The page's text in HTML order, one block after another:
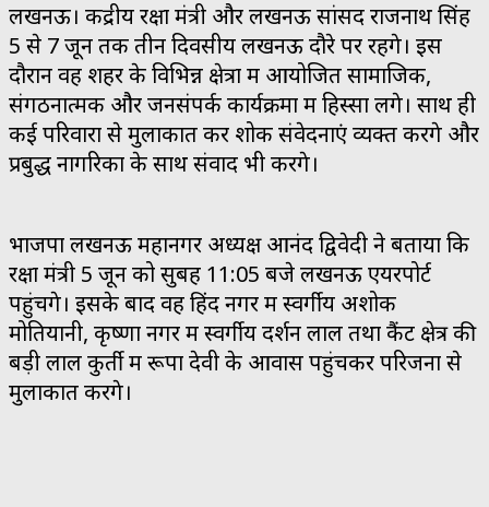
लखनऊ। केंद्रीय रक्षा मंत्री और लखनऊ सांसद राजनाथ सिंह
5 से 7 जून तक तीन दिवसीय लखनऊ दौरे पर रहेंगे। इस
दौरान वह शहर के विभिन्न क्षेत्रों में आयोजित सामाजिक,
संगठनात्मक और जनसंपर्क कार्यक्रमों में हिस्सा लेंगे। साथ ही
कई परिवारों से मुलाकात कर शोक संवेदनाएं व्यक्त करेंगे और
प्रबुद्ध नागरिकों के साथ संवाद भी करेंगे।
भाजपा लखनऊ महानगर अध्यक्ष आनंद द्विवेदी ने बताया कि
रक्षा मंत्री 5 जून को सुबह 11:05 बजे लखनऊ एयरपोर्ट
पहुंचेंगे। इसके बाद वह हिंद नगर में स्वर्गीय अशोक
मोतियानी, कृष्णा नगर में स्वर्गीय दर्शन लाल तथा कैंट क्षेत्र की
बड़ी लाल कुर्ती में रूपा देवी के आवास पहुंचकर परिजनों से
मुलाकात करेंगे।